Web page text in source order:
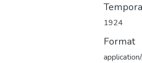
1924
Format